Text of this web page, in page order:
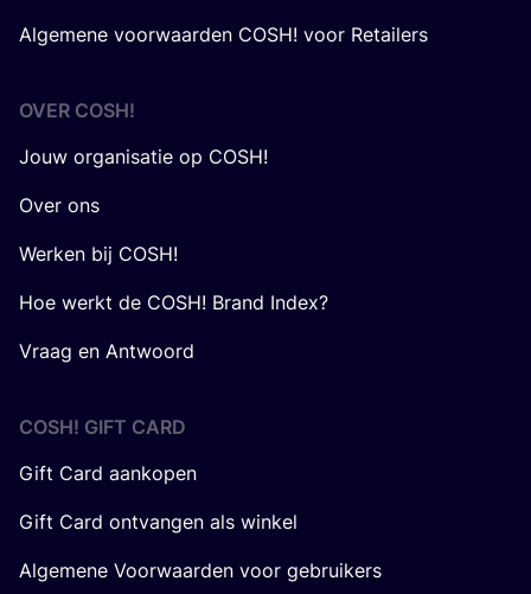
Algemene voorwaarden COSH! voor Retailers
OVER COSH!
Jouw organisatie op COSH!
Over ons
Werken bij COSH!
Hoe werkt de COSH! Brand Index?
Vraag en Antwoord
COSH! GIFT CARD
Gift Card aankopen
Gift Card ontvangen als winkel
Algemene Voorwaarden voor gebruikers